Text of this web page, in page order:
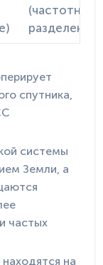
(частотное
разделение)
спутника,
системы
Земли, а
частых
на